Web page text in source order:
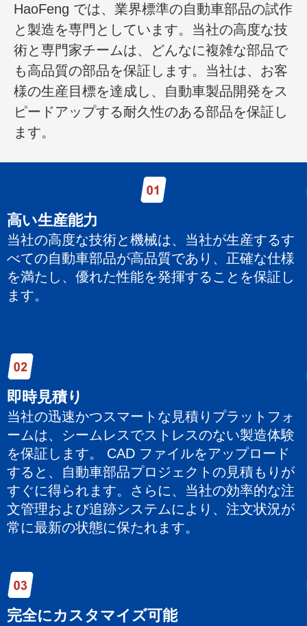
HaoFeng では、業界標準の自動車部品の試作
と製造を専門としています。当社の高度な技
術と専門家チームは、どんなに複雑な部品で
も高品質の部品を保証します。当社は、お客
様の生産目標を達成し、自動車製品開発をス
ピードアップする耐久性のある部品を保証し
ます。
高い生産能力
当社の高度な技術と機械は、当社が生産するす
べての自動車部品が高品質であり、正確な仕様
を満たし、優れた性能を発揮することを保証し
ます。
即時見積り
当社の迅速かつスマートな見積りプラットフォ
ームは、シームレスでストレスのない製造体験
を保証します。 CAD ファイルをアップロード
すると、自動車部品プロジェクトの見積もりが
すぐに得られます。さらに、当社の効率的な注
文管理および追跡システムにより、注文状況が
常に最新の状態に保たれます。
完全にカスタマイズ可能